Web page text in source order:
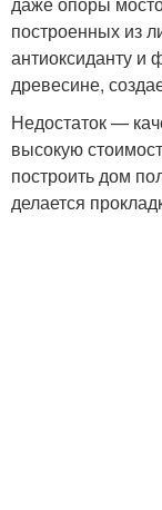
построенных из
антиоксиданту и
древесине,
Недостаток —
высокую
построить дом
делается